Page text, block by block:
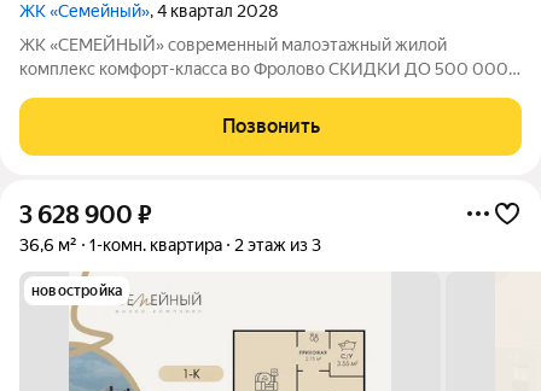
ЖК «Семейный», 4 квартал 2028
ЖК «СЕМЕЙНЫЙ» современный малоэтажный жилой
комплекс комфорт-класса во Фролово СКИДКИ ДО 500 000
площадью 42,1 м с продуманной современной планировкой:
Позвонить
3 628 900 ₽
36,6 м² 1-комн. квартира 2 этаж из 3
новостройка